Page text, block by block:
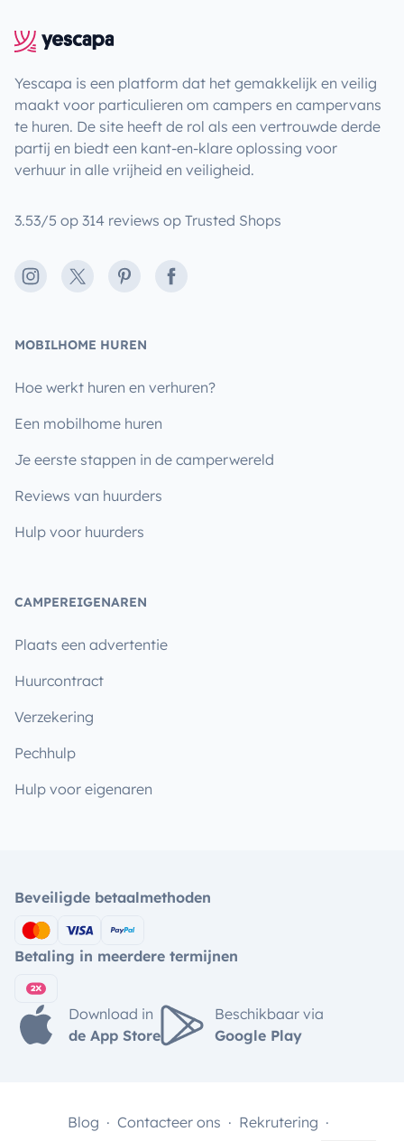
Yescapa is een platform dat het gemakkelijk en veilig
maakt voor particulieren om campers en campervans
te huren. De site heeft de rol als een vertrouwde derde
partij en biedt een kant-en-klare oplossing voor
verhuur in alle vrijheid en veiligheid.
3.53/5 op 314 reviews op Trusted Shops
Instagram
X PinterestFacebook
MOBILHOME HUREN
Hoe werkt huren en verhuren?
Een mobilhome huren
Je eerste stappen in de camperwereld
Reviews van huurders
Hulp voor huurders
CAMPEREIGENAREN
Plaats een advertentie
Huurcontract
Verzekering
Pechhulp
Hulp voor eigenaren
Beveiligde betaalmethoden
Betaling in meerdere termijnen
Download in
de App Store
Beschikbaar via
Google Play
Blog Contacteer ons Rekrutering